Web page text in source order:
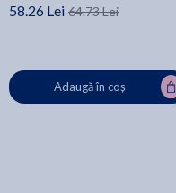
58.26 Lei 64.73 Lei
Adaugă în coș